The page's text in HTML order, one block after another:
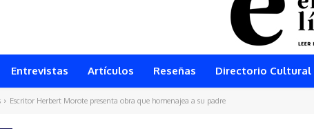
Entrevistas Artículos Reseñas Directorio Cultural
Escritor Herbert Morote presenta obra que homenajea a su padre